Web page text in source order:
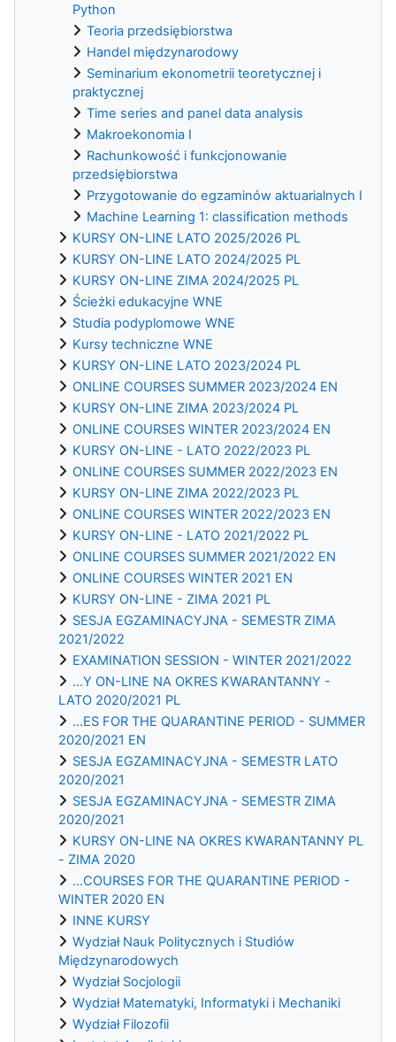
Python
Teoria przedsiębiorstwa
Handel międzynarodowy
Seminarium ekonometrii teoretycznej i
praktycznej
Time series and panel data analysis
Makroekonomia I
Rachunkowość i funkcjonowanie
przedsiębiorstwa
Przygotowanie do egzaminów aktuarialnych I
Machine Learning 1: classification methods
KURSY ON-LINE LATO 2025/2026 PL
KURSY ON-LINE LATO 2024/2025 PL
KURSY ON-LINE ZIMA 2024/2025 PL
Ścieżki edukacyjne WNE
Studia podyplomowe WNE
Kursy techniczne WNE
KURSY ON-LINE LATO 2023/2024 PL
ONLINE COURSES SUMMER 2023/2024 EN
KURSY ON-LINE ZIMA 2023/2024 PL
ONLINE COURSES WINTER 2023/2024 EN
KURSY ON-LINE - LATO 2022/2023 PL
ONLINE COURSES SUMMER 2022/2023 EN
KURSY ON-LINE ZIMA 2022/2023 PL
ONLINE COURSES WINTER 2022/2023 EN
KURSY ON-LINE - LATO 2021/2022 PL
ONLINE COURSES SUMMER 2021/2022 EN
ONLINE COURSES WINTER 2021 EN
KURSY ON-LINE - ZIMA 2021 PL
SESJA EGZAMINACYJNA - SEMESTR ZIMA
2021/2022
EXAMINATION SESSION - WINTER 2021/2022
...Y ON-LINE NA OKRES KWARANTANNY -
LATO 2020/2021 PL
...ES FOR THE QUARANTINE PERIOD - SUMMER
2020/2021 EN
SESJA EGZAMINACYJNA - SEMESTR LATO
2020/2021
SESJA EGZAMINACYJNA - SEMESTR ZIMA
2020/2021
KURSY ON-LINE NA OKRES KWARANTANNY PL
- ZIMA 2020
...COURSES FOR THE QUARANTINE PERIOD -
WINTER 2020 EN
INNE KURSY
Wydział Nauk Politycznych i Studiów
Międzynarodowych
Wydział Socjologii
Wydział Matematyki, Informatyki i Mechaniki
Wydział Filozofii